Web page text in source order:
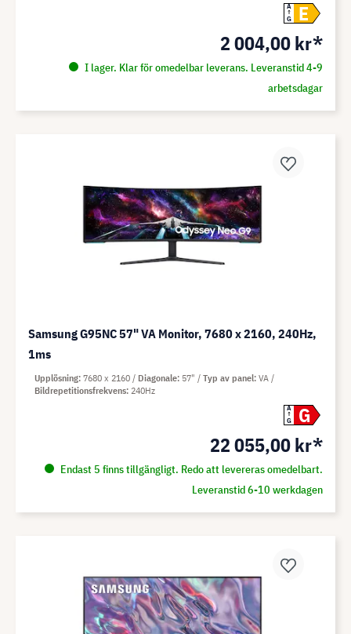
A
G
E
2 004,00 kr*
I lager. Klar för omedelbar leverans. Leveranstid 4-9
arbetsdagar
Samsung G95NC 57" VA Monitor, 7680 x 2160, 240Hz,
1ms
A
G
G
22 055,00 kr*
Endast 5 finns tillgängligt. Redo att levereras omedelbart.
Leveranstid 6-10 werkdagen
Upplösning 7680 x 2160 Diagonale 57" Typ av panel VA
Bildrepetitionsfrekvens 240Hz